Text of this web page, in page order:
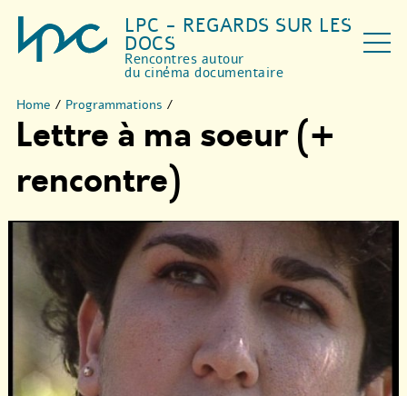
LPC - REGARDS SUR LES
DOCS
Rencontres autour
du cinéma documentaire
Home / Programmations /
Lettre à ma soeur (+
rencontre)